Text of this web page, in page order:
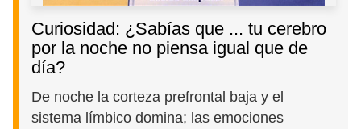
Curiosidad: ¿Sabías que ... tu cerebro
por la noche no piensa igual que de
día?
De noche la corteza prefrontal baja y el
sistema límbico domina; las emociones